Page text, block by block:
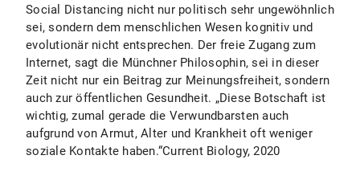
Social Distancing nicht nur politisch sehr ungewöhnlich
sei, sondern dem menschlichen Wesen kognitiv und
evolutionär nicht entsprechen. Der freie Zugang zum
Internet, sagt die Münchner Philosophin, sei in dieser
Zeit nicht nur ein Beitrag zur Meinungsfreiheit, sondern
auch zur öffentlichen Gesundheit. „Diese Botschaft ist
wichtig, zumal gerade die Verwundbarsten auch
aufgrund von Armut, Alter und Krankheit oft weniger
soziale Kontakte haben.“Current Biology, 2020